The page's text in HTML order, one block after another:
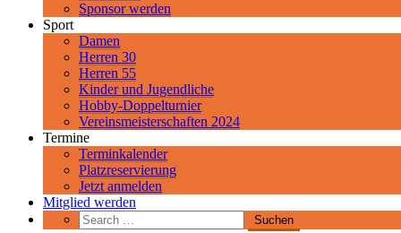
Sponsor werden
Sport
Damen
Herren 30
Herren 55
Kinder und Jugendliche
Hobby-Doppelturnier
Vereinsmeisterschaften 2024
Termine
Terminkalender
Platzreservierung
Jetzt anmelden
Mitglied werden